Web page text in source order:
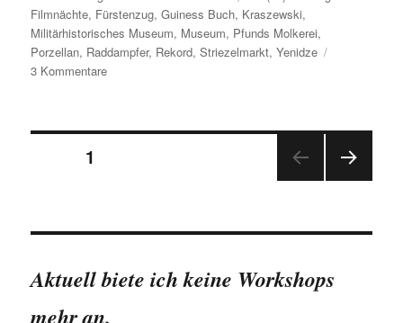
Filmnächte, Fürstenzug,Guiness Buch, Kraszewski,
Militärhistorisches Museum, Museum, Pfunds Molkerei,
Porzellan, Raddampfer, Rekord,Striezelmarkt,Yenidze
3 Kommentarezu
(II)
Seitennummerierung
Beiträge
1
E
Aktuell biete ich keine Workshops